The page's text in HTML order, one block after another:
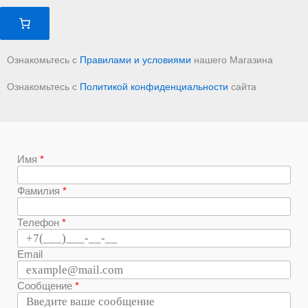
Ознакомьтесь с Правилами и условиями нашего Магазина
Ознакомьтесь с Политикой конфиденциальности сайта
Имя
Фамилия
Телефон
Email
Сообщение